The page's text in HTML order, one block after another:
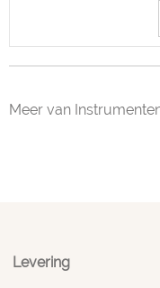
Meer van
Levering